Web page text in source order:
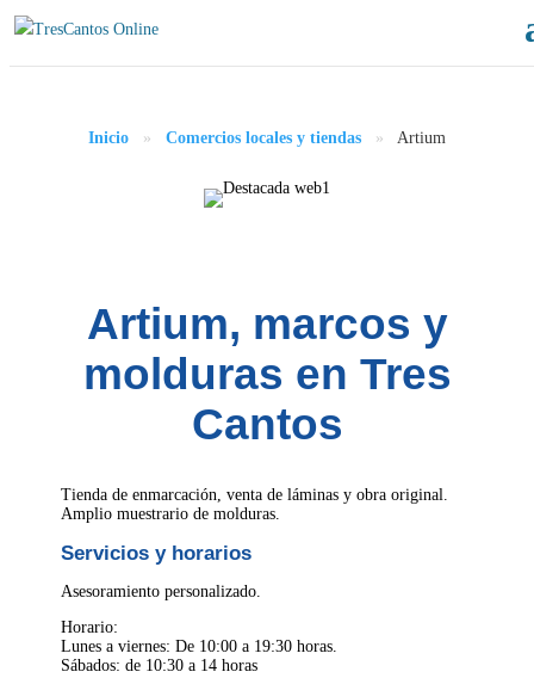
Inicio » Comercios locales y tiendas » Artium
Artium, marcos y
molduras en Tres
Cantos
Tienda de enmarcación, venta de láminas y obra original.
Amplio muestrario de molduras.
Servicios y horarios
Asesoramiento personalizado.
Horario:
Lunes a viernes: De 10:00 a 19:30 horas.
Sábados: de 10:30 a 14 horas